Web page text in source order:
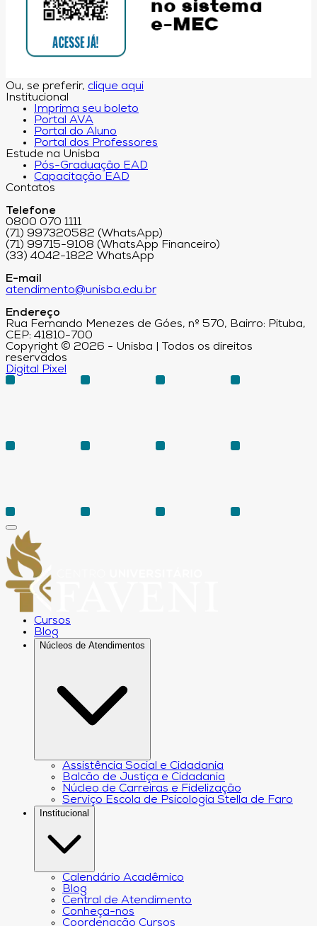
Ou, se preferir, clique aqui
Institucional
Imprima seu boleto
Portal AVA
Portal do Aluno
Portal dos Professores
Estude na Unisba
Pós-Graduação EAD
Capacitação EAD
Contatos
Telefone
0800 070 1111
(71) 997320582 (WhatsApp)
(71) 99715-9108 (WhatsApp Financeiro)
(33) 4042-1822 WhatsApp
E-mail
atendimento@unisba.edu.br
Endereço
Rua Fernando Menezes de Góes, nº 570, Bairro: Pituba,
CEP: 41810-700
Copyright © 2026 - Unisba | Todos os direitos
reservados
Digital Pixel
Cursos
Blog
Núcleos de Atendimentos
Assistência Social e Cidadania
Balcão de Justiça e Cidadania
Núcleo de Carreiras e Fidelização
Serviço Escola de Psicologia Stella de Faro
Institucional
Calendário Acadêmico
Blog
Central de Atendimento
Conheça-nos
Coordenação Cursos